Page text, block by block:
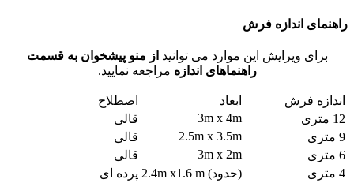
راهنمای اندازه فرش
برای ویرایش این موارد می توانید از منو پیشخوان به قسمت
راهنماهای اندازه مراجعه نمایید.
اندازه فرش ابعاد
اصطلاح
12 متری
3m x 4m
قالی
9 متری
2.5m x 3.5m
قالی
6 متری
3m x 2m
قالی
4 متری
(حدود) 2.4m x1.6 m
پرده ای